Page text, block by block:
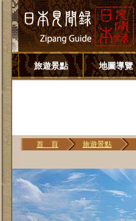
旅遊景點 地圖導覽
首 頁 旅遊景點